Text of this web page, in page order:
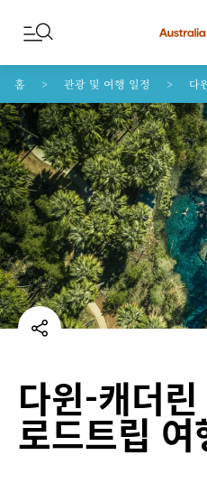
콘텐트로 건너뛰기
꼬리말 내비게이션으로 건너뛰기
홈 관광 및 여행 일정 다
다윈‑캐더
로드트립 여